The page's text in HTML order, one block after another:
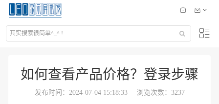
如何查看产品价格？登录步骤
发布时间：2024-07-04 15:18:33 浏览次数：3237